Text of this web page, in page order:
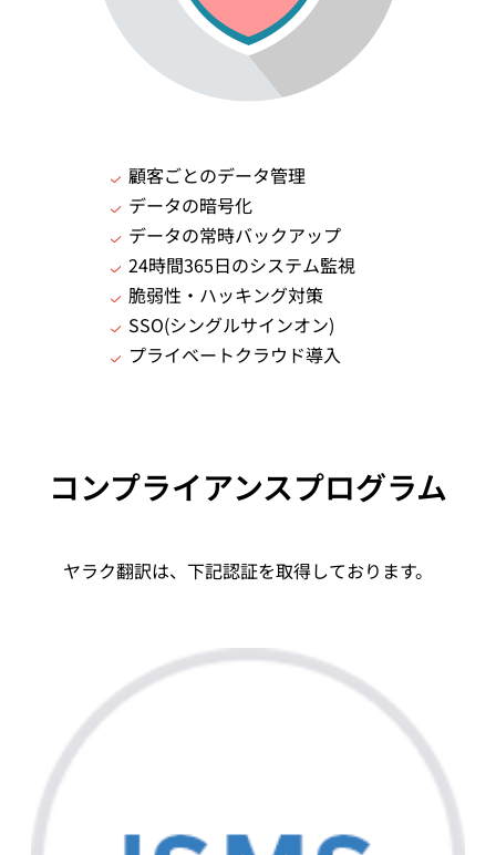
顧客ごとのデータ管理
データの暗号化
データの常時バックアップ
24時間365日のシステム監視
脆弱性・ハッキング対策
SSO(シングルサインオン)
プライベートクラウド導入
コンプライアンスプログラム
ヤラク翻訳は、下記認証を取得しております。